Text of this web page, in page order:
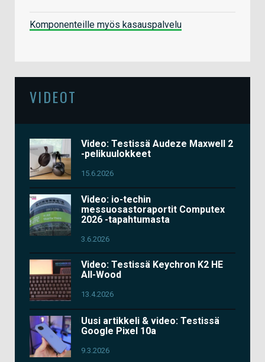
Komponenteille myös kasauspalvelu
VIDEOT
Video: Testissä Audeze Maxwell 2
-pelikuulokkeet
15.6.2026
Video: io-techin
messuosastoraportit Computex
2026 -tapahtumasta
3.6.2026
Video: Testissä Keychron K2 HE
All-Wood
13.4.2026
Uusi artikkeli & video: Testissä
Google Pixel 10a
9.3.2026